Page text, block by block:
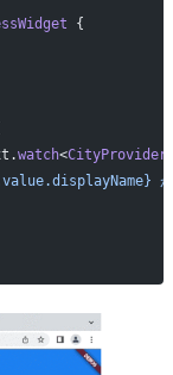
{
watch<CityProvider
が